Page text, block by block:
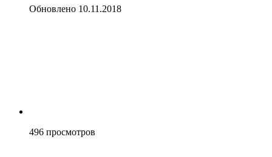
Обновлено 10.11.2018
496 просмотров